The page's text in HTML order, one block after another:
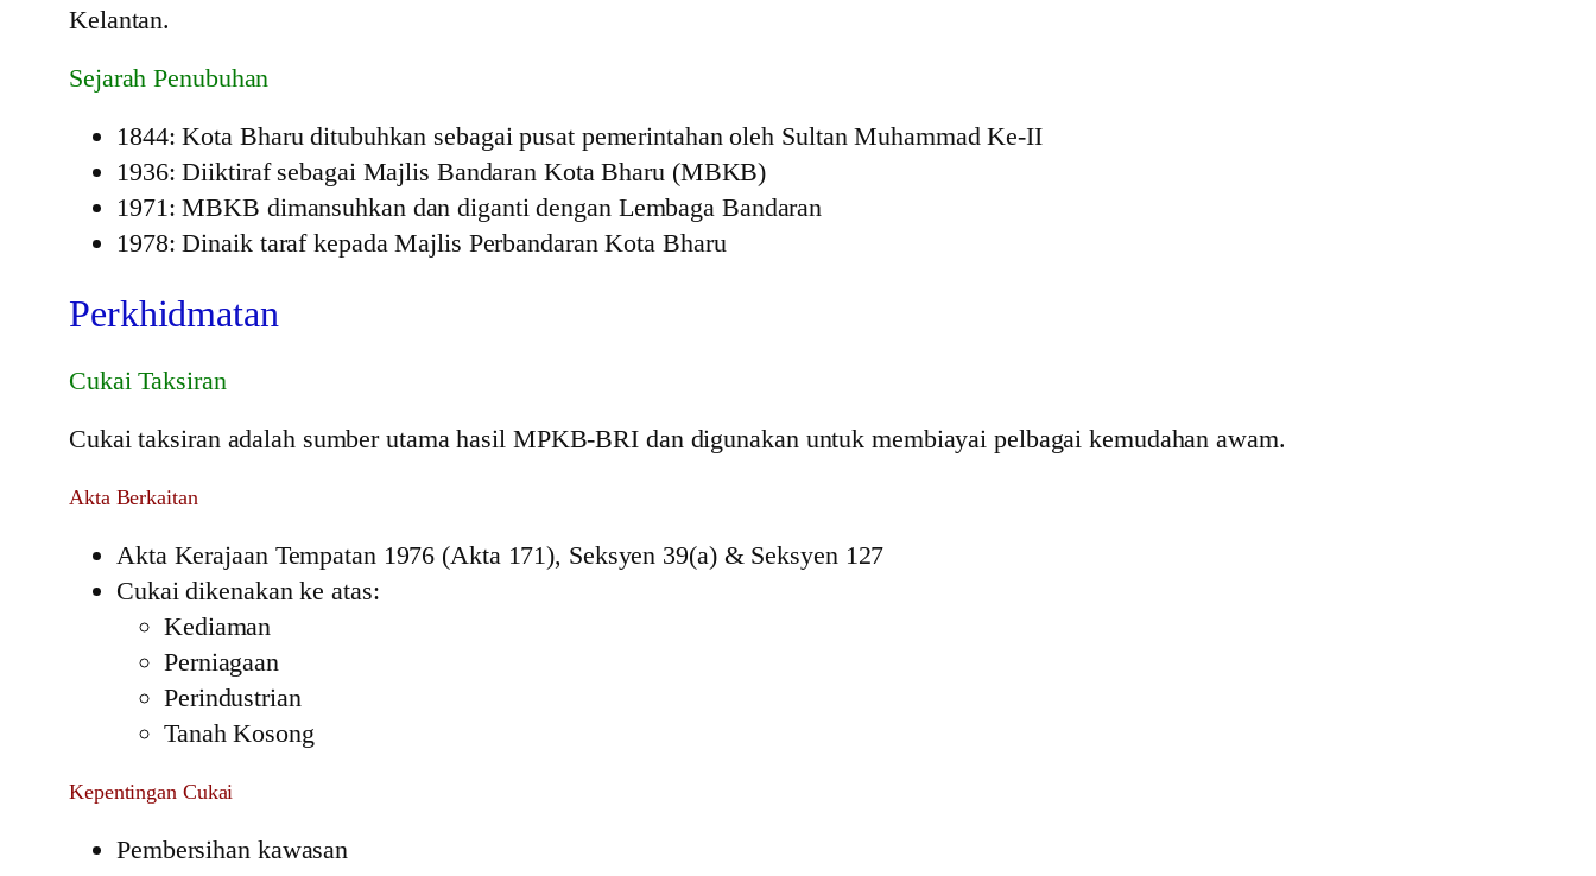
Kelantan.
Sejarah Penubuhan
1844: Kota Bharu ditubuhkan sebagai pusat pemerintahan oleh Sultan Muhammad Ke-II
1936: Diiktiraf sebagai Majlis Bandaran Kota Bharu (MBKB)
1971: MBKB dimansuhkan dan diganti dengan Lembaga Bandaran
1978: Dinaik taraf kepada Majlis Perbandaran Kota Bharu
Perkhidmatan
Cukai Taksiran
Cukai taksiran adalah sumber utama hasil MPKB-BRI dan digunakan untuk membiayai pelbagai kemudahan awam.
Akta Berkaitan
Akta Kerajaan Tempatan 1976 (Akta 171), Seksyen 39(a) & Seksyen 127
Cukai dikenakan ke atas:
Kediaman
Perniagaan
Perindustrian
Tanah Kosong
Kepentingan Cukai
Pembersihan kawasan